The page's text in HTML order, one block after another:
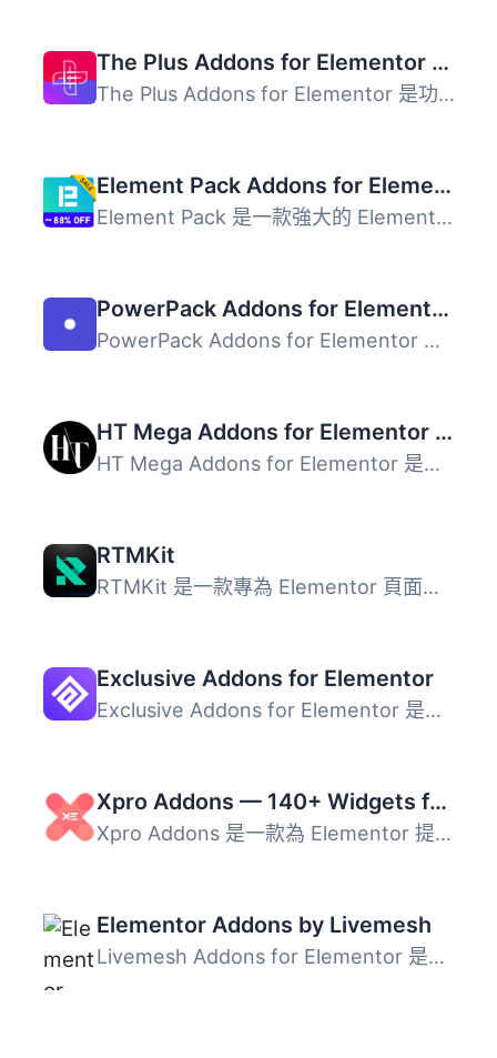
The Plus Addons for Elementor – Addons for Elementor, Page Templates, Widgets, Mega Menu, WooCommerce
The Plus Addons for Elementor 是功能強大的 Elementor 擴充...
Element Pack Addons for Elementor – Elementor Widgets, Elementor Templates, Elementor Addons
Element Pack 是一款強大的 Elementor 外掛，提供超過 300 種...
PowerPack Addons for Elementor (Free Widgets, Extensions and Templates)
PowerPack Addons for Elementor 提供一系列創意小工具、強大...
HT Mega Addons for Elementor – Elementor Widgets & Template Builder
HT Mega Addons for Elementor 是一款強大的 Elementor 外掛...
RTMKit
RTMKit 是一款專為 Elementor 頁面編輯器打造的多合一擴充外...
Exclusive Addons for Elementor
Exclusive Addons for Elementor 是一款優秀的 Elementor 外...
Xpro Addons — 140+ Widgets for Elementor
Xpro Addons 是一款為 Elementor 提供超過 50 款免費小工具的...
Elementor Addons by Livemesh
Livemesh Addons for Elementor 是最古老、評價最好、功能最...